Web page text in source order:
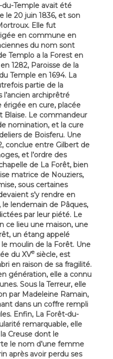
Temple avait été
le 20 juin 1836, et son
Elle fut
en commune en
du nom sont
Templo a la Forest en
1282, Paroisse de la
Temple en 1694. La
partie de la
l’ancien archiprêtré
érigée en cure, placée
Blaise. Le commandeur
nomination, et la cure
de Boisferu. Une
conclue entre Gilbert de
et l’ordre des
de La Forêt, bien
matrice de Nouziers,
sous certaines
s’y rendre en
lendemain de Pâques,
par leur piété. Le
ce lieu une maison, une
un étang appelé
le moulin de la Forêt. Une
du XVesiècle, est
en raison de sa fragilité.
génération, elle a connu
Sous la Terreur, elle
par Madeleine Ramain,
dans un coffre rempli
Enfin, La Forêt-du-
remarquable, elle
Creuse dont le
le nom d’une femme
après avoir perdu ses